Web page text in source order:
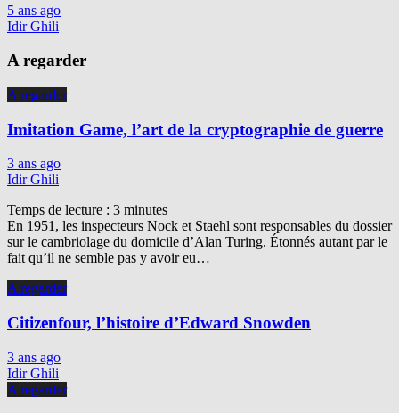
5 ans ago
Idir Ghili
A regarder
A regarder
Imitation Game, l’art de la cryptographie de guerre
3 ans ago
Idir Ghili
Temps de lecture : 3 minutes
En 1951, les inspecteurs Nock et Staehl sont responsables du dossier
sur le cambriolage du domicile d’Alan Turing. Étonnés autant par le
fait qu’il ne semble pas y avoir eu…
A regarder
Citizenfour, l’histoire d’Edward Snowden
3 ans ago
Idir Ghili
A regarder